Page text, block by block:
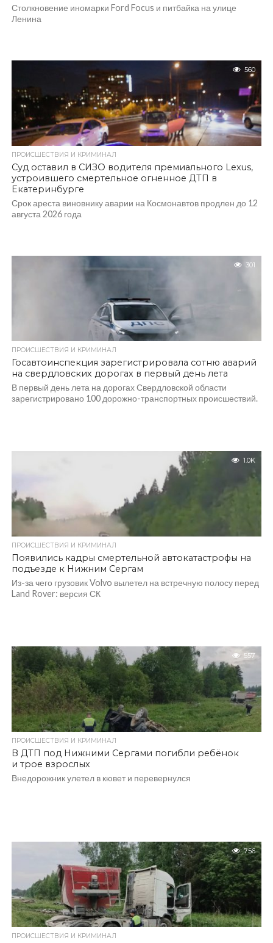
Столкновение иномарки Ford Focus и питбайка на улице
Ленина
560
ПРОИСШЕСТВИЯ И КРИМИНАЛ
Суд оставил в СИЗО водителя премиального Lexus,
устроившего смертельное огненное ДТП в
Екатеринбурге
Срок ареста виновнику аварии на Космонавтов продлен до 12
августа 2026 года
301
ПРОИСШЕСТВИЯ И КРИМИНАЛ
Госавтоинспекция зарегистрировала сотню аварий
на свердловских дорогах в первый день лета
В первый день лета на дорогах Свердловской области
зарегистрировано 100 дорожно-транспортных происшествий.
1.0K
ПРОИСШЕСТВИЯ И КРИМИНАЛ
Появились кадры смертельной автокатастрофы на
подъезде к Нижним Сергам
Из-за чего грузовик Volvo вылетел на встречную полосу перед
Land Rover: версия СК
557
ПРОИСШЕСТВИЯ И КРИМИНАЛ
В ДТП под Нижними Сергами погибли ребёнок
и трое взрослых
Внедорожник улетел в кювет и перевернулся
756
ПРОИСШЕСТВИЯ И КРИМИНАЛ